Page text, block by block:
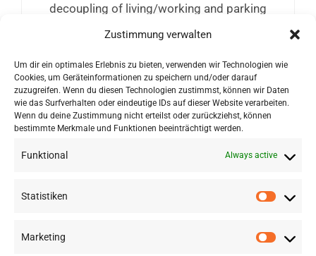
Zustimmung verwalten
Um dir ein optimales Erlebnis zu bieten, verwenden wir Technologien wie
Cookies, um Geräteinformationen zu speichern und/oder darauf
zuzugreifen. Wenn du diesen Technologien zustimmst, können wir Daten
wie das Surfverhalten oder eindeutige IDs auf dieser Website verarbeiten.
Wenn du deine Zustimmung nicht erteilst oder zurückziehst, können
bestimmte Merkmale und Funktionen beeinträchtigt werden.
Funktional Always active
Statistiken
Marketing
decoupling of living/working and parking
promotes shared mobility. In addition, these
e-charging infrastructure and supplemented
with services such as parcel boxes.
©2026 RSA FG | Presse|AGB|